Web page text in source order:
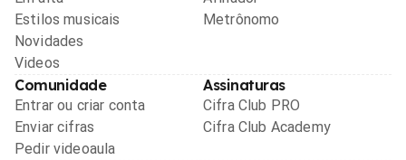
Estilos musicais
Novidades
Videos
Metrônomo
Comunidade
Entrar ou criar conta
Enviar cifras
Pedir videoaula
Assinaturas
Cifra Club PRO
Cifra Club Academy